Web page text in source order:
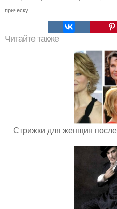
прическу
Читайте также
Стрижки для женщин